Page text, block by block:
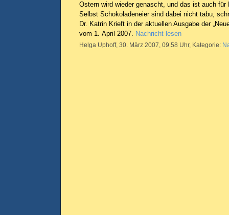
Ostern wird wieder genascht, und das ist auch für
Selbst Schokoladeneier sind dabei nicht tabu,
Dr. Katrin Krieft in der aktuellen Ausgabe der
vom 1. April 2007. Nachricht lesen
Helga Uphoff, 30. März 2007, 09.58 Uhr, Kategorie: